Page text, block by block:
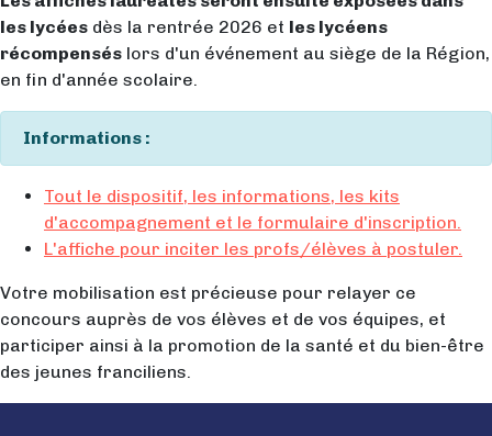
les lycées dès la rentrée 2026 et les lycéens
récompensés lors d'un événement au siège de la Région,
en fin d'année scolaire.
Informations :
Tout le dispositif, les informations, les kits
d'accompagnement et le formulaire d'inscription.
L'affiche pour inciter les profs/élèves à postuler.
Votre mobilisation est précieuse pour relayer ce
concours auprès de vos élèves et de vos équipes, et
participer ainsi à la promotion de la santé et du bien-être
des jeunes franciliens.